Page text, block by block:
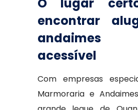
encontrar
andaimes
acessível
Com empresas
Marmoraria e